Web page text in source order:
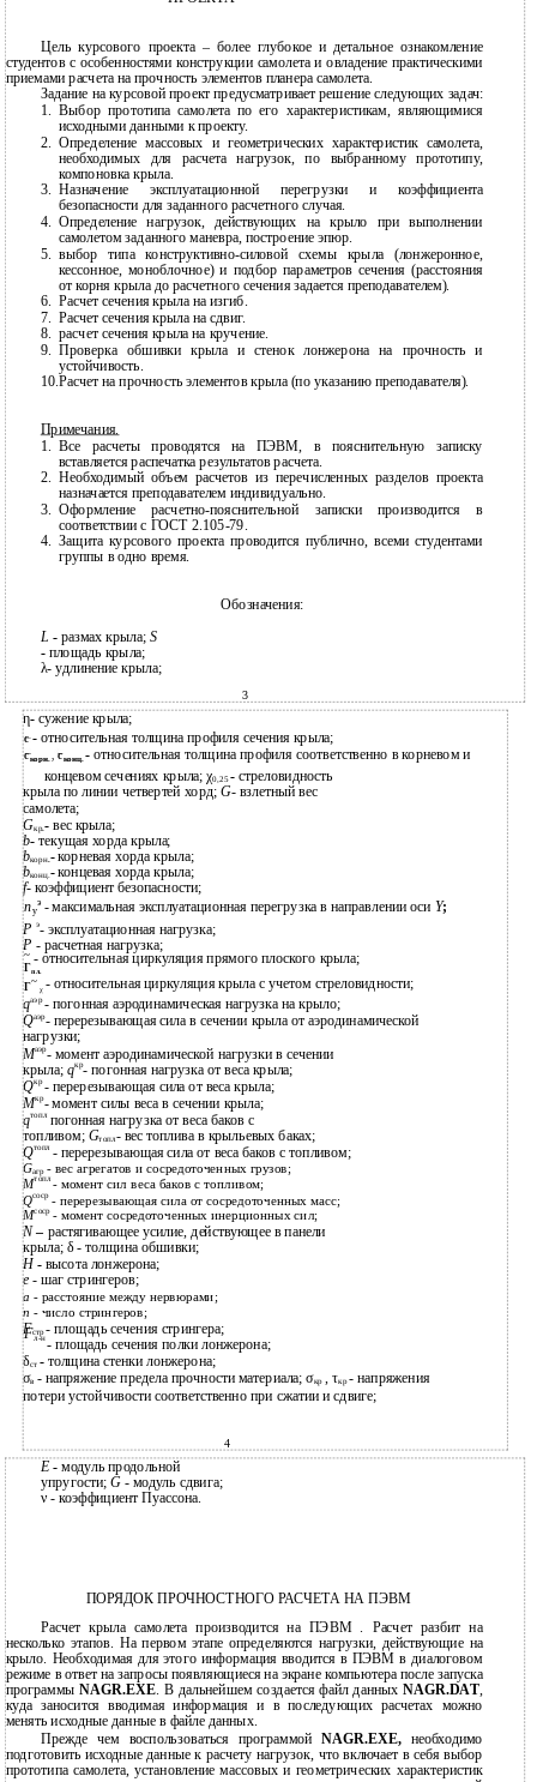
Цель курсового проекта – более глубокое и детальное ознакомление
студентов с особенностями конструкции самолета и овладение практическими
приемами расчета на прочность элементов планера самолета.
Задание на курсовой проект предусматривает решение следующих задач:
1. Выбор прототипа самолета по его характеристикам, являющимися
исходными данными к проекту.
2.
Определение массовых и геометрических характеристик самолета,
необходимых для расчета нагрузок, по выбранному прототипу,
компоновка крыла.
3. Назначение эксплуатационной перегрузки и коэффициента
безопасности для заданного расчетного случая.
4. Определение нагрузок, действующих на крыло при выполнении
самолетом заданного маневра, построение эпюр.
5.
выбор типаконструктивно-силовой схемы крыла (лонжеронное,
кессонное, моноблочное) и подбор параметров сечения (расстояния
от корня крыла до расчетного сечения задается преподавателем).
6. Расчет сечения крыла на изгиб.
7. Расчет сечения крыла на сдвиг.
8. расчет сечения крыла на кручение.
9.
Проверка обшивки крыла и стенок лонжерона на прочность и
устойчивость.
10.Расчет на прочность элементов крыла (по указанию преподавателя).
Примечания.
1.
Все расчеты проводятся на ПЭВМ, в пояснительную записку
вставляется распечатка результатов расчета.
2.
Необходимый объем расчетов из перечисленных разделов проекта
назначается преподавателем индивидуально.
3. Оформлениерасчетно-пояснительной записки производится в
соответствии с ГОСТ 2.105-79.
4. Защита курсового проекта проводится публично, всеми студентами
группы в одно время.
Обозначения:
L - размах крыла; S
- площадь крыла;
λ- удлинение крыла;
3
Fл-н
η-сужение крыла;
c-относительная толщина профиля сечения крыла;
cкорн.,cконц.-относительная толщина профиля соответственно в корневом и
концевом сечениях крыла; χ0,25- стреловидность
крыла по линии четвертей хорд;G- взлетный вес
самолета;
Gкр.- вес крыла;
b-текущая хорда крыла;
bкорн.-корневая хорда крыла;
bконц.-концевая хорда крыла;
f- коэффициент безопасности;
ny
э - максимальная эксплуатационная перегрузка в направлении оси Y;
P э- эксплуатационная нагрузка;
P - расчетная нагрузка;
~ - относительная циркуляция прямого плоского крыла;
Гпл.
Г
~
χ - относительная циркуляция крыла с учетом стреловидности;
qаэр- погонная аэродинамическая нагрузка на крыло;
Qаэр- перерезывающая сила в сечении крыла от аэродинамической
нагрузки;
Mаэр- момент аэродинамической нагрузки в сечении
крыла; qкр- погонная нагрузка от веса крыла;
Qкр- перерезывающая сила от веса крыла;
Mкр- момент силы веса в сечении крыла;
qтопл погонная нагрузка от веса баков с
топливом; Gтопл- вес топлива в крыльевых баках;
Qтопл - перерезывающая сила от веса баков с топливом;
Gагр- вес агрегатов и сосредоточенных грузов;
Mтопл - момент сил веса баков с топливом;
Qсоср - перерезывающая сила от сосредоточенных масс;
Mсоср - момент сосредоточенных инерционных сил;
N– растягивающее усилие, действующее в панели
крыла; δ - толщина обшивки;
H - высота лонжерона;
e- шаг стрингеров;
a - расстояние между нервюрами;
n - число стрингеров;
Fстр- площадь сечения стрингера;
- площадь сечения полки лонжерона;
δст - толщина стенки лонжерона;
σв - напряжение предела прочности материала; σкр , τкр- напряжения
потери устойчивости соответственно при сжатии и сдвиге;
4
E-модуль продольной
упругости;G - модуль сдвига;
ν - коэффициент Пуассона.
ПОРЯДОК ПРОЧНОСТНОГО РАСЧЕТА НА ПЭВМ
Расчет крыла самолета производится на ПЭВМ . Расчет разбит на
несколько этапов. На первом этапе определяются нагрузки, действующие на
крыло. Необходимая для этого информация вводится в ПЭВМ в диалоговом
режиме в ответ на запросы появляющиеся на экране компьютера после запуска
программыNAGR.EXE. В дальнейшем создается файл данныхNAGR.DAT,
куда заносится вводимая информация и в последующих расчетах можно
менять исходные данные в файле данных.
Прежде чем воспользоваться программойNAGR.EXE, необходимо
подготовить исходные данные к расчету нагрузок, что включает в себя выбор
прототипа самолета, установление массовых и геометрических характеристик